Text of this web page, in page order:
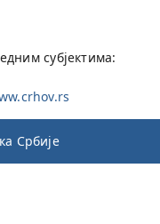
субјектима:
Србије